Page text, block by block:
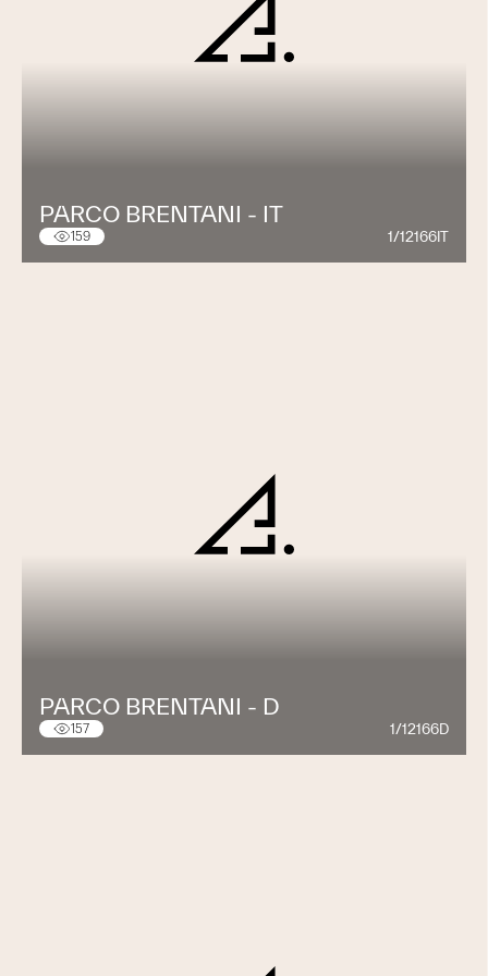
PARCO BRENTANI - IT
159 1/12166IT
PARCO BRENTANI - D
157 1/12166D